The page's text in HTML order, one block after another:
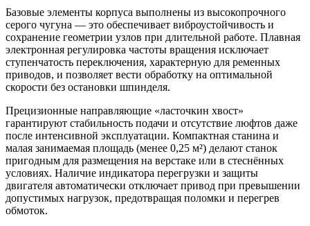
Базовые элементы корпуса выполнены из высокопрочного
серого чугуна — это обеспечивает виброустойчивость и
сохранение геометрии узлов при длительной работе. Плавная
электронная регулировка частоты вращения исключает
ступенчатость переключения, характерную для ременных
приводов, и позволяет вести обработку на оптимальной
скорости без остановки шпинделя.
Прецизионные направляющие «ласточкин хвост»
гарантируют стабильность подачи и отсутствие люфтов даже
после интенсивной эксплуатации. Компактная станина и
малая занимаемая площадь (менее 0,25 м²) делают станок
пригодным для размещения на верстаке или в стеснённых
условиях. Наличие индикатора перегрузки и защиты
двигателя автоматически отключает привод при превышении
допустимых нагрузок, предотвращая поломки и перегрев
обмоток.